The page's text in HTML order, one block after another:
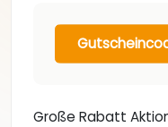
Große Rabatt